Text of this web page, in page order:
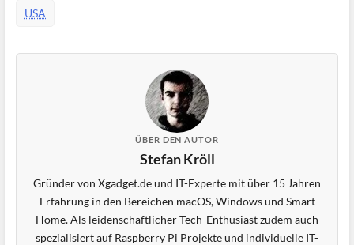
USA
ÜBER DEN AUTOR
Stefan Kröll
Gründer von Xgadget.de und IT-Experte mit über 15 Jahren
Erfahrung in den Bereichen macOS, Windows und Smart
Home. Als leidenschaftlicher Tech-Enthusiast zudem auch
spezialisiert auf Raspberry Pi Projekte und individuelle IT-